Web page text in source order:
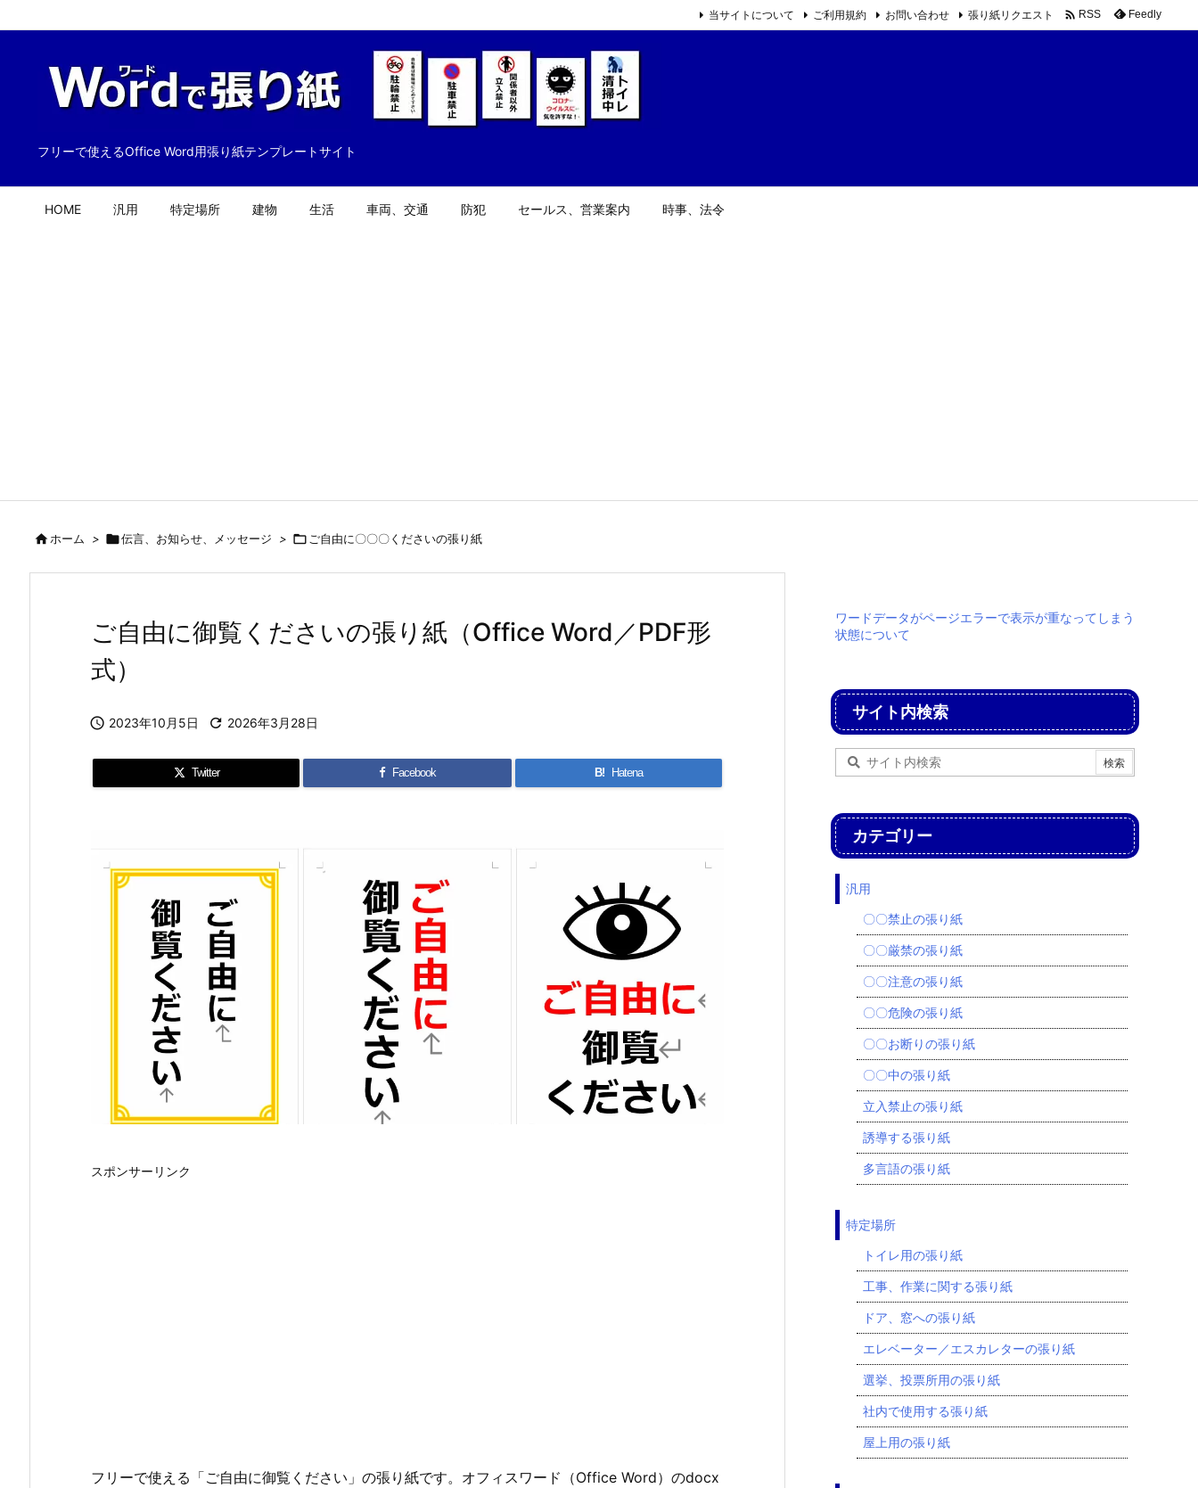
フリーで使えるOffice Word用張り紙テンプレートサイト
HOME 汎用 特定場所 建物 生活 車両、交通 防犯 セールス、営業案内 時事、法令
当サイトについて ご利用規約 お問い合わせ 張り紙リクエスト  RSS Feedly
ホーム > 伝言、お知らせ、メッセージ >  ご自由に〇〇〇くださいの張り紙
ご自由に御覧くださいの張り紙（Office Word／PDF形
式）
 2023年10月5日  2026年3月28日
Twitter Facebook B! Hatena
スポンサーリンク
フリーで使える「ご自由に御覧ください」の張り紙です。オフィスワード（Office Word）のdocx
ワードデータがページエラーで表示が重なってしまう
状態について
サイト内検索
カテゴリー
汎用
〇〇禁止の張り紙
〇〇厳禁の張り紙
〇〇注意の張り紙
〇〇危険の張り紙
〇〇お断りの張り紙
〇〇中の張り紙
立入禁止の張り紙
誘導する張り紙
多言語の張り紙
特定場所
トイレ用の張り紙
工事、作業に関する張り紙
ドア、窓への張り紙
エレベーター／エスカレターの張り紙
選挙、投票所用の張り紙
社内で使用する張り紙
屋上用の張り紙